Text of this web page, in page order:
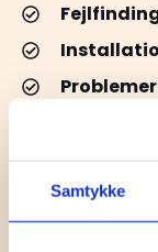
Samtykke